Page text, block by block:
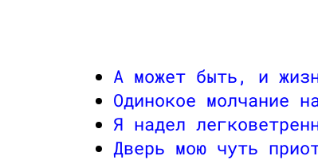
А может быть, и
Одинокое молчание
Я надел
Дверь мою чуть